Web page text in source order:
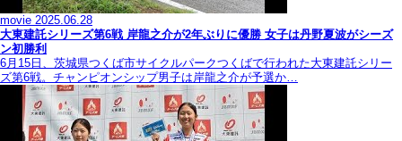
movie 2025.06.28
大東建託シリーズ第6戦 岸龍之介が2年ぶりに優勝 女子は丹野夏波がシーズ
ン初勝利
6月15日、茨城県つくば市サイクルパークつくばで行われた大東建託シリー
ズ第6戦。チャンピオンシップ男子は岸龍之介が予選か…